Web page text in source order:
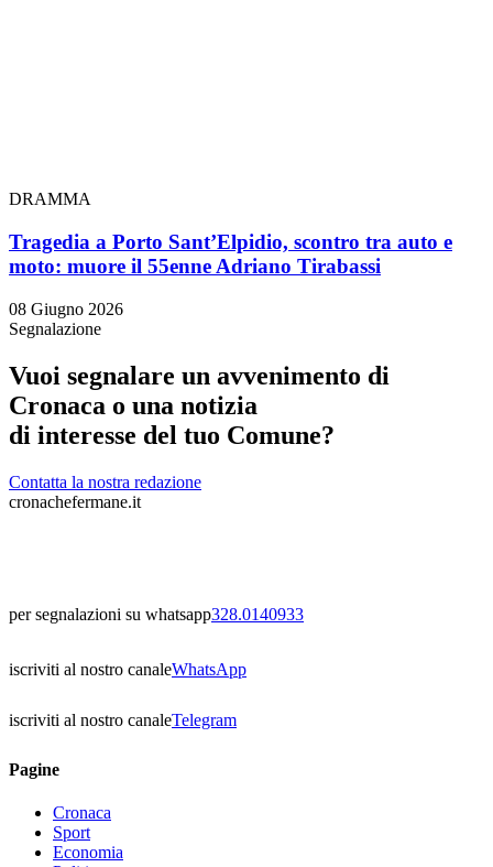
DRAMMA
Tragedia a Porto Sant’Elpidio, scontro tra auto e
moto: muore il 55enne Adriano Tirabassi
08 Giugno 2026
Segnalazione
Vuoi segnalare un avvenimento di
Cronaca o una notizia
di interesse del tuo Comune?
Contatta la nostra redazione
cronachefermane.it
per segnalazioni su whatsapp328.0140933
iscriviti al nostro canaleWhatsApp
iscriviti al nostro canaleTelegram
Pagine
Cronaca
Sport
Economia